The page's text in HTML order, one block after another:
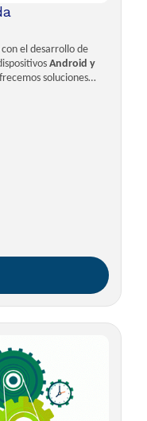
el desarrollo de
Android y
soluciones